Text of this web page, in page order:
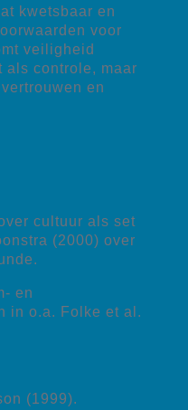
kwetsbaar en
voor
veiligheid
controle, maar
en
cultuur als set
(2000) over
en
in o.a. Folke et al.
(1999).